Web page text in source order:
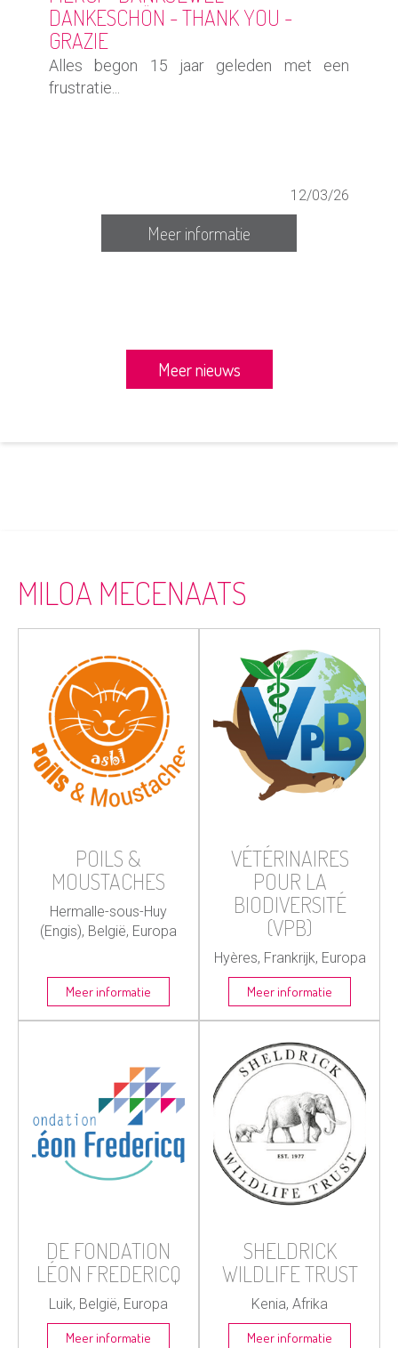
DANKESCHÖN - THANK YOU -
GRAZIE
Alles begon 15 jaar geleden met een
frustratie...
12/03/26
Meer informatie
Meer nieuws
MILOA MECENAATS
POILS &
MOUSTACHES
Hermalle-sous-Huy
(Engis), België, Europa
Meer informatie
VÉTÉRINAIRES
POUR LA
BIODIVERSITÉ
(VPB)
Hyères, Frankrijk, Europa
Meer informatie
DE FONDATION
LÉON FREDERICQ
Luik, België, Europa
Meer informatie
SHELDRICK
WILDLIFE TRUST
Kenia, Afrika
Meer informatie